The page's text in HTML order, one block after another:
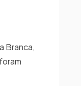
Branca,